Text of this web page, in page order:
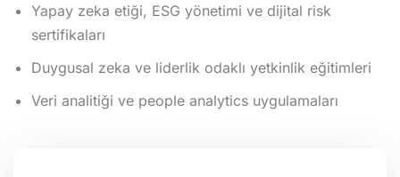
Yapay zeka etiği, ESG yönetimi ve dijital risk
sertifikaları
Duygusal zeka ve liderlik odaklı yetkinlik eğitimleri
Veri analitiği ve people analytics uygulamaları